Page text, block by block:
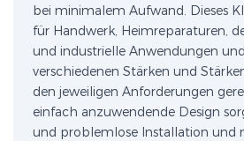
bei minimalem Aufwand. Dieses
für Handwerk, Heimreparaturen,
und industrielle Anwendungen
verschiedenen Stärken und
den jeweiligen Anforderungen
einfach anzuwendende Design
und problemlose Installation und